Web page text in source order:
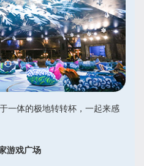
一体的极地转转杯，一起来感
游戏广场